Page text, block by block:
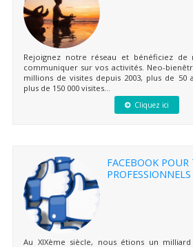
Rejoignez notre réseau et bénéficiez
communiquer sur vos activités. Neo-
millions de visites depuis 2003, plus de 50
plus de 150 000 visites...
Cliquez ici
FACEBOOK
Au XIXème siècle, nous étions un milliard